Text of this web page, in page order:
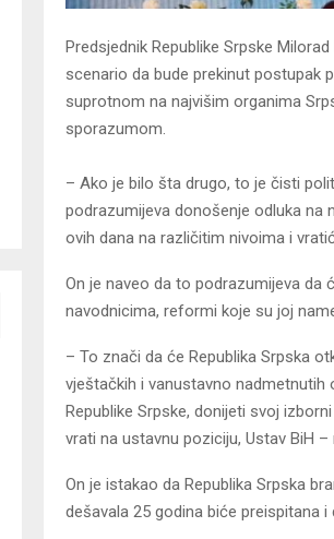
Predsjednik Republike Srpske
scenario da bude prekinut postupak
suprotnom na najvišim organima
sporazumom.
– Ako je bilo šta drugo, to je čisti
podrazumijeva donošenje odluka na
ovih dana na različitim nivoima i
On je naveo da to podrazumijeva da
navodnicima, reformi koje su joj
– To znači da će Republika Srpska
vještačkih i vanustavno nadmetnutih
Republike Srpske, donijeti svoj
vrati na ustavnu poziciju, Ustav BiH –
On je istakao da Republika Srpska
dešavala 25 godina biće preispitana i